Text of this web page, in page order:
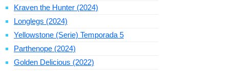
Kraven the Hunter (2024)
Longlegs (2024)
Yellowstone (Serie) Temporada 5
Parthenope (2024)
Golden Delicious (2022)